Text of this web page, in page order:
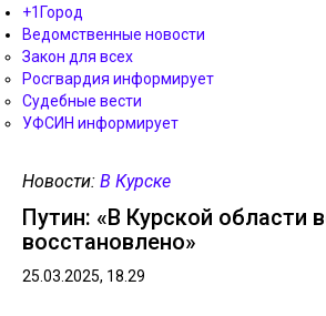
+1Город
Ведомственные новости
Закон для всех
Росгвардия информирует
Судебные вести
УФСИН информирует
Новости: В Курске
Путин: «В Курской области
восстановлено»
25.03.2025, 18.29